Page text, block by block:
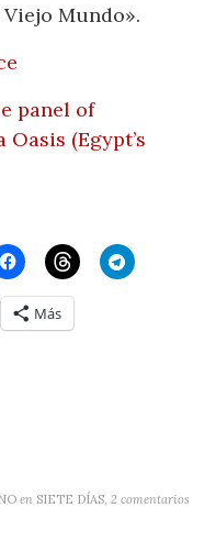
Mundo».
panel of
(Egypt’s
Más
en SIETE DÍAS,2 comentarios